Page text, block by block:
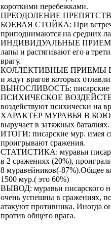
короткими перебежками.
ПРЕОДОЛЕНИЕ
БОЕВАЯ СТОЙКА: При встрече
приподнимаются на средних
ИНДИВИДУАЛЬНЫЕ ПРИЕМЫ
лапы и растягивают его а
врагу.
КОЛЛЕКТИВНЫЕ ПРИЕМЫ БОЯ:
и ждут врагов которых
ВЫНОСЛИВОСТЬ: писарские
ПСИХИЧЕСКОЕ
воздействуют психически на
ХАРАКТЕР МУРАВЬЯ В БОЮ:
выручает в затяжных баталиях.
ИТОГИ: писарские мур. имея
проигрывают сражения.
СТАТИСТИКА: муравьи
в 2 сражениях (20%),
8 муравейников(-87%).Общее
1500 мур.( это 60%)
ВЫВОД: муравьи писарского
очень успешны в сражениях,
атакуют противника. Иногда
против общего врага.